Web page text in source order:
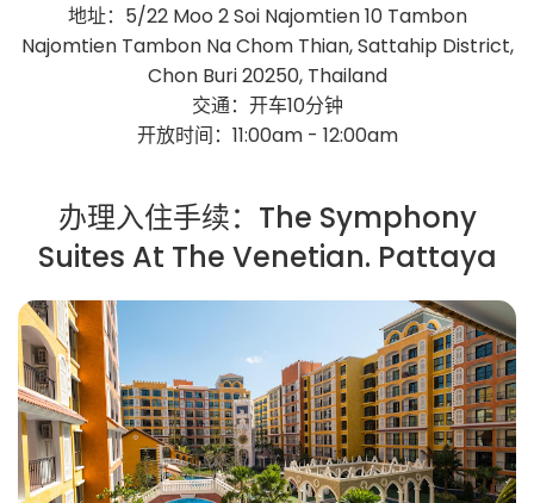
地址：5/22 Moo 2 Soi Najomtien 10 Tambon
Najomtien Tambon Na Chom Thian, Sattahip District,
Chon Buri 20250, Thailand
交通：开车10分钟
开放时间：11:00am - 12:00am
办理入住手续：The Symphony
Suites At The Venetian. Pattaya